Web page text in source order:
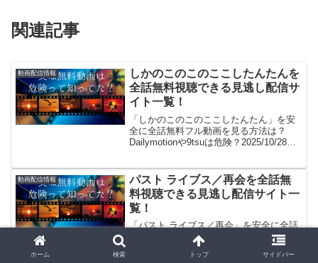
関連記事
動画配信情報
しかのこのこのここしたんたんを
全話無料視聴できる見逃し配信サ
イト一覧！
「しかのこのこのここしたんたん」を安
全に全話無料フル動画を見る方法は？
Dailymotionや9tsuは危険？2025/10/28
GYAO!やパンドラはサービス終...
動画配信情報
パスト ライブス／再会を全話無
料視聴できる見逃し配信サイト一
覧！
「パスト ライブス／再会」を安全に全話
無料フル動画を見る方法は？Dailymotion
や9tsuは危険？2025/11/07 「パスト ライ
ブス／再会無料で見た～い！」。見れる
ホーム 検索 トップ サイドバー